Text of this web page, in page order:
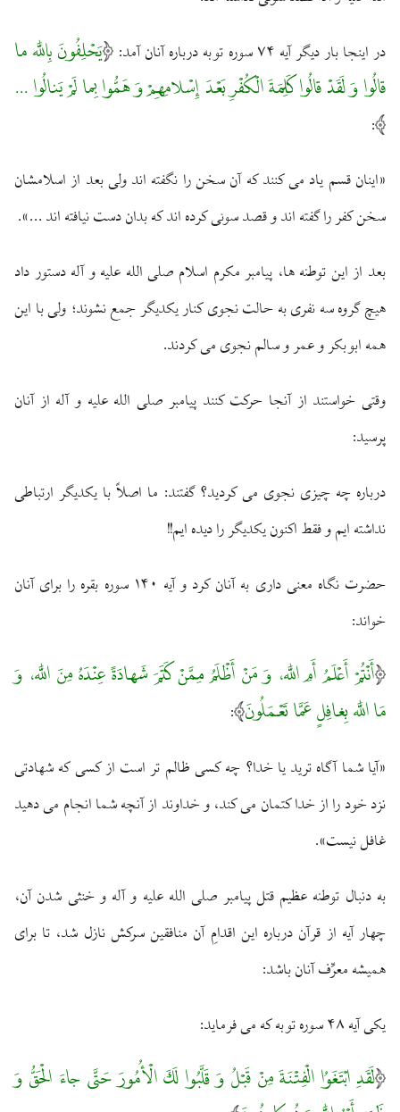
در اينجا بار ديگر آيه ۷۴ سوره توبه درباره آنان آمد:
يَحْلِفُونَ بِاللَّه ما
قالُوا وَ لَقَدْ قالُوا كَلِمَةَ الْكُفْرِ بَعْدَ إِسْلامِهِمْ وَ هَمُّوا بِما لَمْ يَنالُوا ...
:
«اينان قسم ياد مى‏ كنند كه آن سخن را نگفته‏ اند ولى بعد از اسلامشان
سخن كفر را گفته ‏اند و قصد سوئى كرده ‏اند كه بدان دست نيافته ‏اند ...».
بعد از اين توطئه‏ ها، پيامبر مكرم اسلام ‏صلى الله عليه و آله دستور داد
هيچ گروه سه نفرى به حالت نجوى كنار يكديگر جمع نشوند؛ ولى با اين
همه ابوبكر و عمر و سالم نجوى مى ‏كردند.
وقتى خواستند از آنجا حركت كنند پيامبر صلى الله عليه و آله از آنان
پرسيد:
درباره چه چيزى نجوى مى ‏كرديد؟ گفتند: ما اصلاً با يكديگر ارتباطى
نداشته‏ ايم و فقط اكنون يكديگر را ديده ‏ايم!!
حضرت نگاه معنى دارى به آنان كرد و آيه ۱۴۰ سوره بقره را براى آنان
خواند:
أَنْتُمْ أَعْلَمُ أَمِ اللَّه، وَ مَنْ أَظْلَمُ مِمَّنْ كَتَمَ شَهادَةً عِنْدَهُ مِنَ اللَّه، وَ
مَا اللَّه بِغافِلٍ عَمَّا تَعْمَلُونَ :
«آيا شما آگاه تريد يا خدا؟ چه كسى ظالم‏ تر است از كسى كه شهادتى
نزد خود را از خدا كتمان مى‏ كند، و خداوند از آنچه شما انجام مى ‏دهيد
غافل نيست».
به دنبال توطئه عظيم قتل پيامبر صلى الله عليه و آله و خنثى شدن آن،
چهار آيه از قرآن درباره اين اقدامِ آن منافقين سركش نازل شد، تا براى
هميشه معرِّف آنان باشد:
يكى آيه ۴۸ سوره توبه كه مى ‏فرمايد:
لَقَدِ ابْتَغَوُا الْفِتْنَةَ مِنْ قَبْلُ وَ قَلَّبُوا لَكَ الْأُمُورَ حَتَّى جاءَ الْحَقُّ وَ